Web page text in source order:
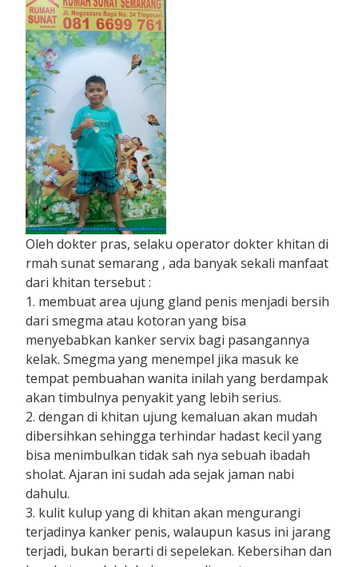
Oleh dokter pras, selaku operator dokter khitan di
rmah sunat semarang , ada banyak sekali manfaat
dari khitan tersebut :
1. membuat area ujung gland penis menjadi bersih
dari smegma atau kotoran yang bisa
menyebabkan kanker servix bagi pasangannya
kelak. Smegma yang menempel jika masuk ke
tempat pembuahan wanita inilah yang berdampak
akan timbulnya penyakit yang lebih serius.
2. dengan di khitan ujung kemaluan akan mudah
dibersihkan sehingga terhindar hadast kecil yang
bisa menimbulkan tidak sah nya sebuah ibadah
sholat. Ajaran ini sudah ada sejak jaman nabi
dahulu.
3. kulit kulup yang di khitan akan mengurangi
terjadinya kanker penis, walaupun kasus ini jarang
terjadi, bukan berarti di sepelekan. Kebersihan dan